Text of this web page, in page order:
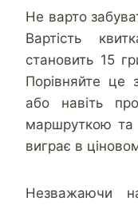
Не варто
Вартість
становить 15
Порівняйте це
або навіть
маршруткою та
виграє в
Незважаючи